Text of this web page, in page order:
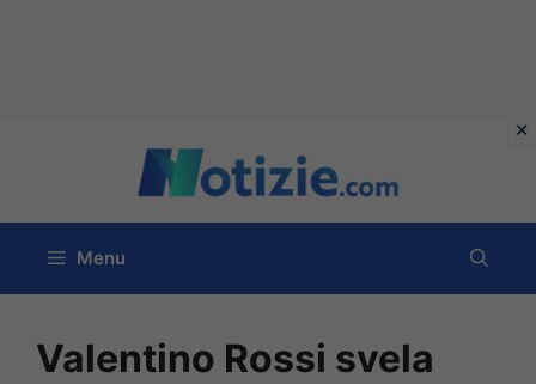
contenuto
Menu
Valentino Rossi svela